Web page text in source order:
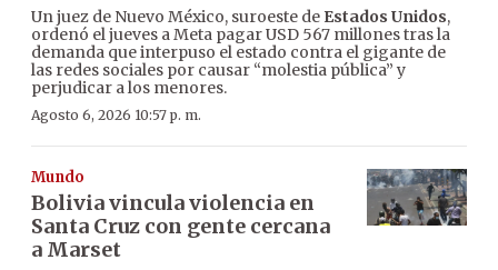
Un juez de Nuevo México, suroeste de Estados Unidos,
ordenó el jueves a Meta pagar USD 567 millones tras la
demanda que interpuso el estado contra el gigante de
las redes sociales por causar “molestia pública” y
perjudicar a los menores.
Agosto 6, 2026 10:57 p. m.
Mundo
Bolivia vincula violencia en
Santa Cruz con gente cercana
a Marset